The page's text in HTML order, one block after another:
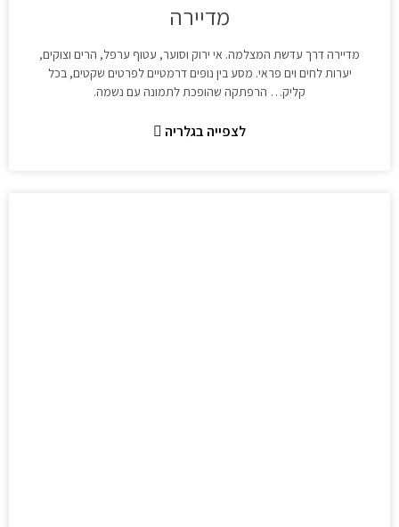
מדיירה
מדיירה דרך עדשת המצלמה. אי ירוק וסוער, עטוף ערפל, הרים וצוקים,
יערות לחים וים פראי. מסע בין נופים דרמטיים לפרטים שקטים, בכל
קליק… הרפתקה שהופכת לתמונה עם נשמה.
לצפייה בגלריה